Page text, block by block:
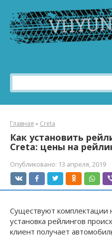
контенту
Поиск:
Главная » Creta
Как установить
Creta: цены на
Опубликовано: 13 апреля, 2019
Существуют комплектации
установка рейлингов
клиент получает